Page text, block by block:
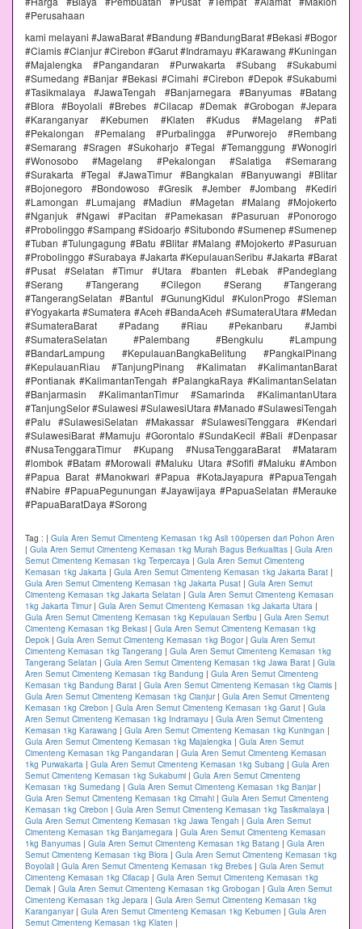
#Perusahaan
kami melayani #JawaBarat #Bandung #BandungBarat #Bekasi #Bogor
#Ciamis #Cianjur #Cirebon #Garut #Indramayu #Karawang #Kuningan
#Majalengka #Pangandaran #Purwakarta #Subang #Sukabumi
#Sumedang #Banjar #Bekasi #Cimahi #Cirebon #Depok #Sukabumi
#Tasikmalaya #JawaTengah #Banjarnegara #Banyumas #Batang
#Blora #Boyolali #Brebes #Cilacap #Demak #Grobogan #Jepara
#Karanganyar #Kebumen #Klaten #Kudus #Magelang #Pati
#Pekalongan #Pemalang #Purbalingga #Purworejo #Rembang
#Semarang #Sragen #Sukoharjo #Tegal #Temanggung #Wonogiri
#Wonosobo #Magelang #Pekalongan #Salatiga #Semarang
#Surakarta #Tegal #JawaTimur #Bangkalan #Banyuwangi #Blitar
#Bojonegoro #Bondowoso #Gresik #Jember #Jombang #Kediri
#Lamongan #Lumajang #Madiun #Magetan #Malang #Mojokerto
#Nganjuk #Ngawi #Pacitan #Pamekasan #Pasuruan #Ponorogo
#Probolinggo #Sampang #Sidoarjo #Situbondo #Sumenep #Sumenep
#Tuban #Tulungagung #Batu #Blitar #Malang #Mojokerto #Pasuruan
#Probolinggo #Surabaya #Jakarta #KepulauanSeribu #Jakarta #Barat
#Pusat #Selatan #Timur #Utara #banten #Lebak #Pandeglang
#Serang #Tangerang #Cilegon #Serang #Tangerang
#TangerangSelatan #Bantul #GunungKidul #KulonProgo #Sleman
#Yogyakarta #Sumatera #Aceh #BandaAceh #SumateraUtara #Medan
#SumateraBarat #Padang #Riau #Pekanbaru #Jambi
#SumateraSelatan #Palembang #Bengkulu #Lampung
#BandarLampung #KepulauanBangkaBelitung #PangkalPinang
#KepulauanRiau #TanjungPinang #Kalimatan #KalimantanBarat
#Pontianak #KalimantanTengah #PalangkaRaya #KalimantanSelatan
#Banjarmasin #KalimantanTimur #Samarinda #KalimantanUtara
#TanjungSelor #Sulawesi #SulawesiUtara #Manado #SulawesiTengah
#Palu #SulawesiSelatan #Makassar #SulawesiTenggara #Kendari
#SulawesiBarat #Mamuju #Gorontalo #SundaKecil #Bali #Denpasar
#NusaTenggaraTimur #Kupang #NusaTenggaraBarat #Mataram
#lombok #Batam #Morowali #Maluku Utara #Sofifi #Maluku #Ambon
#Papua Barat #Manokwari #Papua #KotaJayapura #PapuaTengah
#Nabire #PapuaPegunungan #Jayawijaya #PapuaSelatan #Merauke
#PapuaBaratDaya #Sorong
Tag : | Gula Aren Semut Cimenteng Kemasan 1kg Asli 100persen dari Pohon Aren
| Gula Aren Semut Cimenteng Kemasan 1kg Murah Bagus Berkualitas | Gula Aren
Semut Cimenteng Kemasan 1kg Terpercaya | Gula Aren Semut Cimenteng
Kemasan 1kg Jakarta | Gula Aren Semut Cimenteng Kemasan 1kg Jakarta Barat |
Gula Aren Semut Cimenteng Kemasan 1kg Jakarta Pusat | Gula Aren Semut
Cimenteng Kemasan 1kg Jakarta Selatan | Gula Aren Semut Cimenteng Kemasan
1kg Jakarta Timur| Gula Aren Semut Cimenteng Kemasan 1kg Jakarta Utara |
Gula Aren Semut Cimenteng Kemasan 1kg Kepulauan Seribu | Gula Aren Semut
Cimenteng Kemasan 1kg Bekasi | Gula Aren Semut Cimenteng Kemasan 1kg
Depok | Gula Aren Semut Cimenteng Kemasan 1kg Bogor| Gula Aren Semut
Cimenteng Kemasan 1kg Tangerang | Gula Aren Semut Cimenteng Kemasan 1kg
Tangerang Selatan | Gula Aren Semut Cimenteng Kemasan 1kg Jawa Barat | Gula
Aren Semut Cimenteng Kemasan 1kg Bandung | Gula Aren Semut Cimenteng
Kemasan 1kg Bandung Barat | Gula Aren Semut Cimenteng Kemasan 1kg Ciamis |
Gula Aren Semut Cimenteng Kemasan 1kg Cianjur| Gula Aren Semut Cimenteng
Kemasan 1kg Cirebon | Gula Aren Semut Cimenteng Kemasan 1kg Garut | Gula
Aren Semut Cimenteng Kemasan 1kg Indramayu | Gula Aren Semut Cimenteng
Kemasan 1kg Karawang | Gula Aren Semut Cimenteng Kemasan 1kg Kuningan |
Gula Aren Semut Cimenteng Kemasan 1kg Majalengka | Gula Aren Semut
Cimenteng Kemasan 1kg Pangandaran | Gula Aren Semut Cimenteng Kemasan
1kg Purwakarta | Gula Aren Semut Cimenteng Kemasan 1kg Subang | Gula Aren
Semut Cimenteng Kemasan 1kg Sukabumi | Gula Aren Semut Cimenteng
Kemasan 1kg Sumedang | Gula Aren Semut Cimenteng Kemasan 1kg Banjar|
Gula Aren Semut Cimenteng Kemasan 1kg Cimahi | Gula Aren Semut Cimenteng
Kemasan 1kg Cirebon | Gula Aren Semut Cimenteng Kemasan 1kg Tasikmalaya |
Gula Aren Semut Cimenteng Kemasan 1kg Jawa Tengah | Gula Aren Semut
Cimenteng Kemasan 1kg Banjarnegara | Gula Aren Semut Cimenteng Kemasan
1kg Banyumas | Gula Aren Semut Cimenteng Kemasan 1kg Batang | Gula Aren
Semut Cimenteng Kemasan 1kg Blora | Gula Aren Semut Cimenteng Kemasan 1kg
Boyolali | Gula Aren Semut Cimenteng Kemasan 1kg Brebes | Gula Aren Semut
Cimenteng Kemasan 1kg Cilacap | Gula Aren Semut Cimenteng Kemasan 1kg
Demak | Gula Aren Semut Cimenteng Kemasan 1kg Grobogan | Gula Aren Semut
Cimenteng Kemasan 1kg Jepara | Gula Aren Semut Cimenteng Kemasan 1kg
Karanganyar| Gula Aren Semut Cimenteng Kemasan 1kg Kebumen | Gula Aren
Semut Cimenteng Kemasan 1kg Klaten |